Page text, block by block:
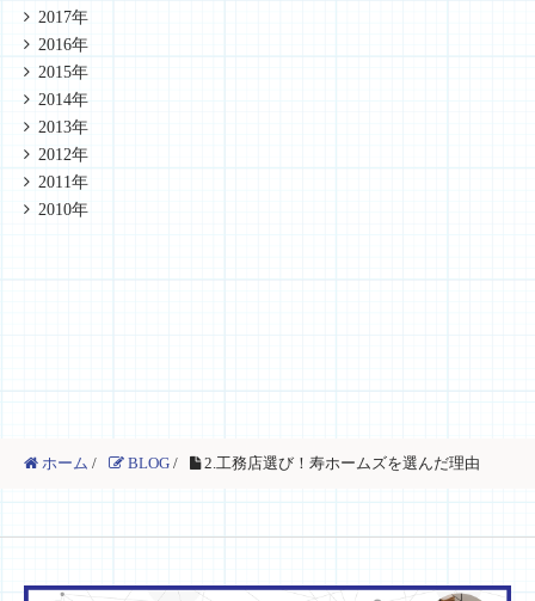
2017年
2016年
2015年
2014年
2013年
2012年
2011年
2010年
ホーム / BLOG / 2.工務店選び！寿ホームズを選んだ理由